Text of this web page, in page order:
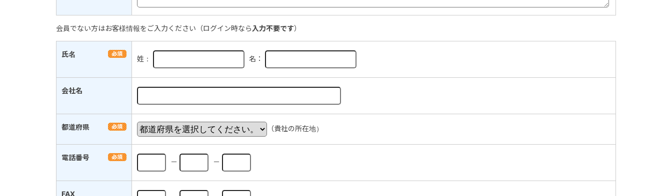
会員でない方はお客様情報をご入力ください（ログイン時なら 入力不要です）
氏名
姓： 名：
会社名
都道府県 （貴社の所在地）
電話番号
－ －
FAX